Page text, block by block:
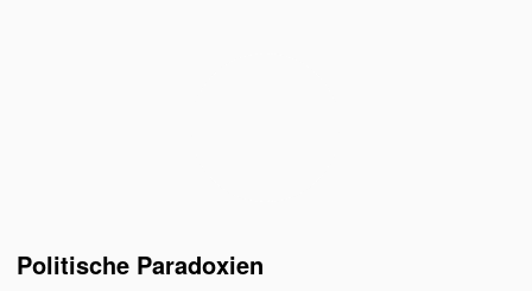
Politische Paradoxien